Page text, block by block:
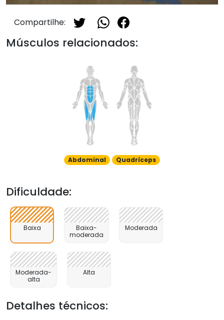
Compartilhe:
Músculos relacionados:
Abdominal Quadríceps
Dificuldade:
Baixa
Baixa-
moderada
Moderada
Moderada-
alta
Alta
Detalhes técnicos: